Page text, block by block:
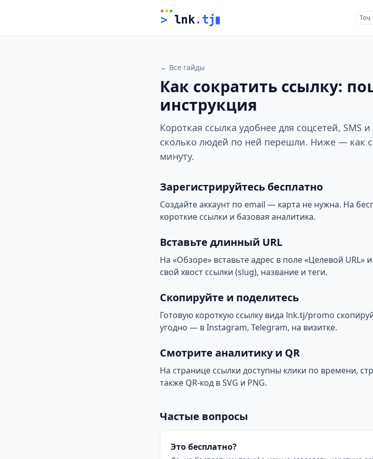
> lnk.tj Тоҷ
← Все гайды
Как сократить ссылку:
инструкция
Короткая ссылка удобнее для соцсетей, SMS
сколько людей по ней перешли. Ниже — как
минуту.
Зарегистрируйтесь бесплатно
Создайте аккаунт по email — карта не нужна. На
короткие ссылки и базовая аналитика.
Вставьте длинный URL
На «Обзоре» вставьте адрес в поле «Целевой
свой хвост ссылки (slug), название и теги.
Скопируйте и поделитесь
Готовую короткую ссылку вида lnk.tj/promo
угодно — в Instagram, Telegram, на визитке.
Смотрите аналитику и QR
На странице ссылки доступны клики по времени,
также QR-код в SVG и PNG.
Частые вопросы
Это бесплатно?